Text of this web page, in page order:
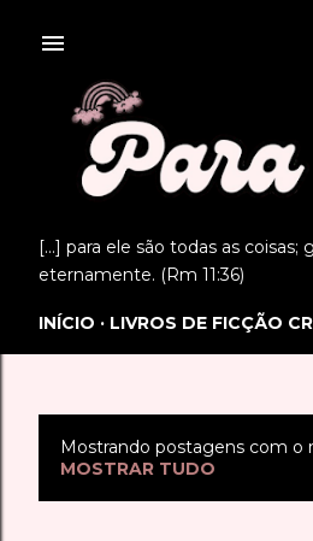
[...] para ele são todas as coisas;
eternamente. (Rm 11:36)
INÍCIO LIVROS DE FICÇÃO
o
Mostrando postagens com o
MOSTRAR TUDO